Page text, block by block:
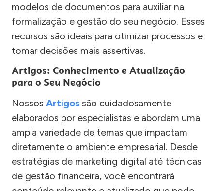
modelos de documentos para auxiliar na
formalização e gestão do seu negócio. Esses
recursos são ideais para otimizar processos e
tomar decisões mais assertivas.
Artigos: Conhecimento e Atualização
para o Seu Negócio
Nossos Artigos são cuidadosamente
elaborados por especialistas e abordam uma
ampla variedade de temas que impactam
diretamente o ambiente empresarial. Desde
estratégias de marketing digital até técnicas
de gestão financeira, você encontrará